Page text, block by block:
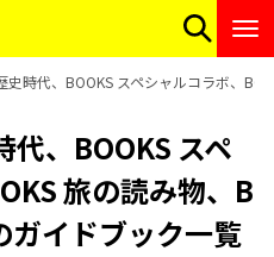
史時代、BOOKS スペシャルコラボ、
、BOOKS スペ
旅の読み物、B
イドブック一覧